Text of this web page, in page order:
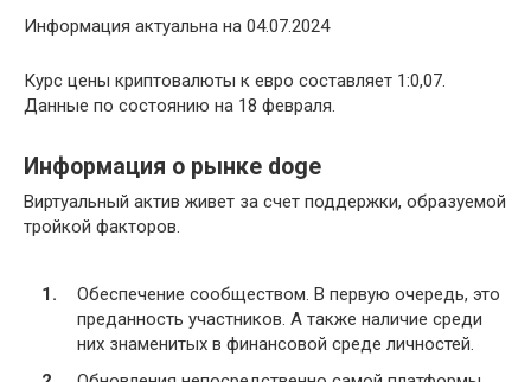
Информация актуальна на 04.07.2024
Курс цены криптовалюты к евро составляет 1:0,07.
Данные по состоянию на 18 февраля.
Информация о рынке doge
Виртуальный актив живет за счет поддержки, образуемой
тройкой факторов.
Обеспечение сообществом. В первую очередь, это
преданность участников. А также наличие среди
них знаменитых в финансовой среде личностей.